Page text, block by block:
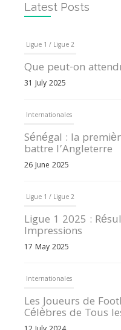
Latest Posts
Ligue 1 / Ligue 2
Que peut-on
31 July 2025
Internationales
Sénégal : la
battre l’Angleterre
26 June 2025
Ligue 1 / Ligue 2
Ligue 1 2025 :
Impressions
17 May 2025
Internationales
Les Joueurs de
Célèbres de Tous